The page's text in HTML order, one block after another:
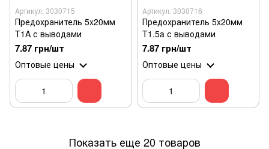
Артикул: 3030715
Предохранитель 5x20мм
T1A с выводами
7.87 грн/шт
Оптовые цены
Артикул: 3030716
Предохранитель 5x20мм
T1.5a с выводами
7.87 грн/шт
Оптовые цены
Показать еще 20 товаров